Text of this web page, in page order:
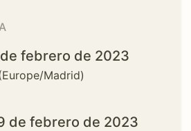
febrero de 2023
Europe/Madrid)
de febrero de 2023